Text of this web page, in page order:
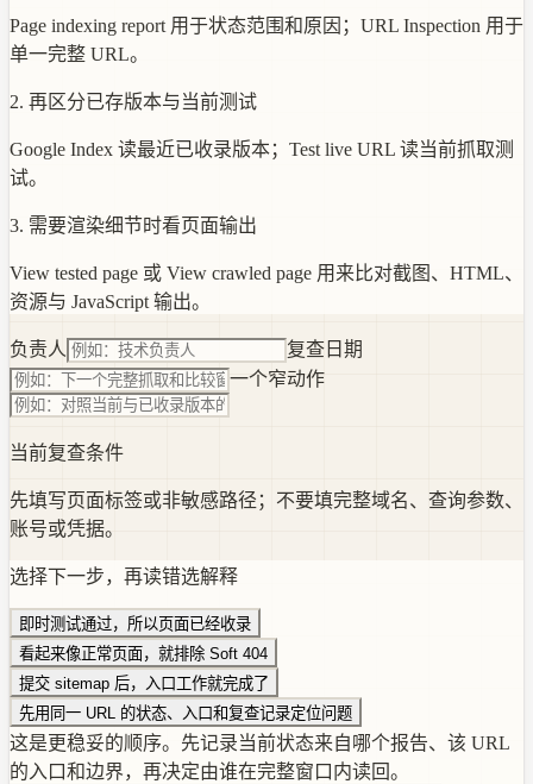
Page indexing report 用于状态范围和原因；URL Inspection 用于
单一完整 URL。
2. 再区分已存版本与当前测试
Google Index 读最近已收录版本；Test live URL 读当前抓取测
试。
3. 需要渲染细节时看页面输出
View tested page 或 View crawled page 用来比对截图、HTML、
资源与 JavaScript 输出。
负责人
复查日期
一个窄动作
当前复查条件
先填写页面标签或非敏感路径；不要填完整域名、查询参数、
账号或凭据。
选择下一步，再读错选解释
即时测试通过，所以页面已经收录
看起来像正常页面，就排除 Soft 404
提交 sitemap 后，入口工作就完成了
先用同一 URL 的状态、入口和复查记录定位问题
这是更稳妥的顺序。先记录当前状态来自哪个报告、该 URL
的入口和边界，再决定由谁在完整窗口内读回。